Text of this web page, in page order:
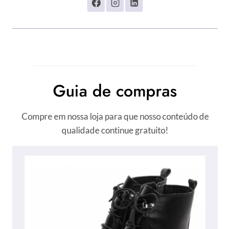
Guia de compras
Compre em nossa loja para que nosso conteúdo de
qualidade continue gratuito!